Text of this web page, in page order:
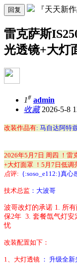
回复 『天天新
雷克萨斯
光透镜+大灯
1# admin
收藏2026-5-8
改装作品有: 马自达阿特
2026年5月7日 周四 ！雷
+大灯面罩 ！5 月7日低调
点评: {:soso_e112:}真心
技术总监 ：大波哥
波哥改灯的承诺 1. 所
保2年 3. 套餐氙气灯安
忧
改装配置如下：
1、大灯透镜 ： 升级全